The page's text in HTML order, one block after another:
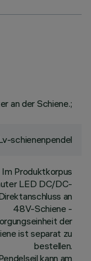
an der Schiene.;
schienenpendel
Im Produktkorpus
LED DC/DC-
an
48V-Schiene -
der
ist separat zu
bestellen.
kann am